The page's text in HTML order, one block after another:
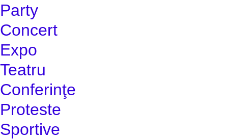
Party
Concert
Expo
Teatru
Conferinţe
Proteste
Sportive